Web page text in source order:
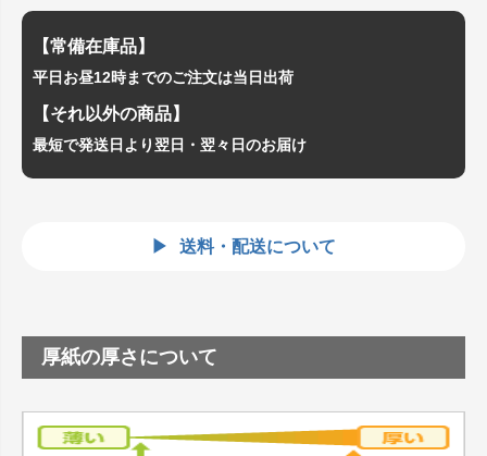
【常備在庫品】
平日お昼12時までのご注文は当日出荷
【それ以外の商品】
最短で発送日より翌日・翌々日のお届け
送料・配送について
厚紙の厚さについて